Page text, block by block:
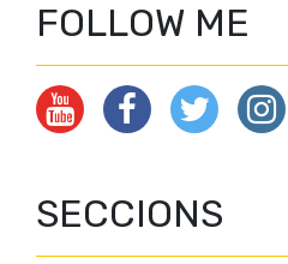
FOLLOW ME
SECCIONS